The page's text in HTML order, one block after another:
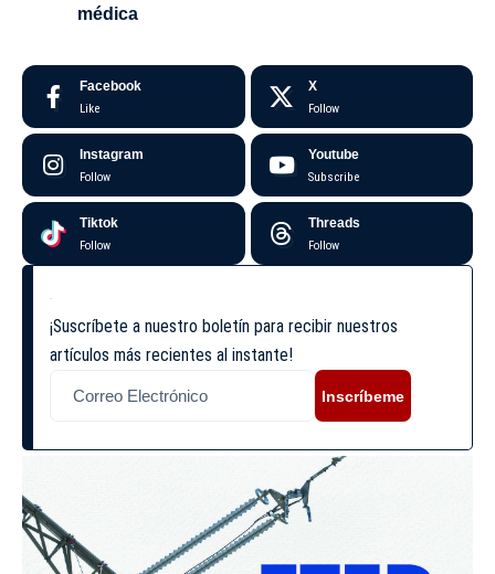
médica
Facebook
Like
X
Follow
Instagram
Follow
Youtube
Subscribe
Tiktok
Follow
Threads
Follow
¡Suscríbete a nuestro boletín para recibir nuestros
artículos más recientes al instante!
Inscríbeme